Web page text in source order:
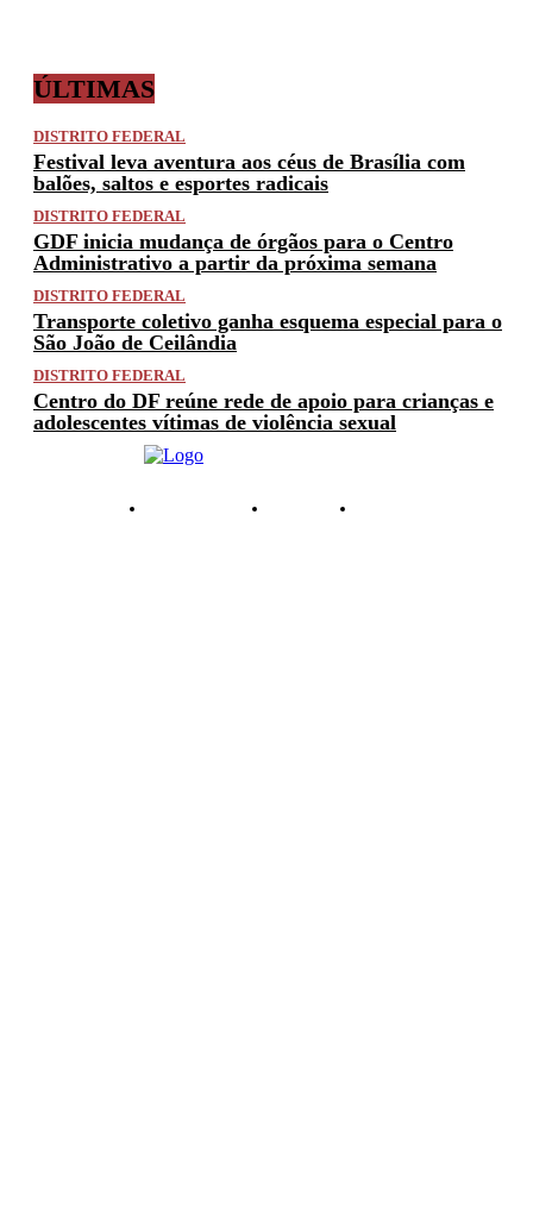
ÚLTIMAS
DISTRITO FEDERAL
Festival leva aventura aos céus de Brasília com
balões, saltos e esportes radicais
DISTRITO FEDERAL
GDF inicia mudança de órgãos para o Centro
Administrativo a partir da próxima semana
DISTRITO FEDERAL
Transporte coletivo ganha esquema especial para o
São João de Ceilândia
DISTRITO FEDERAL
Centro do DF reúne rede de apoio para crianças e
adolescentes vítimas de violência sexual